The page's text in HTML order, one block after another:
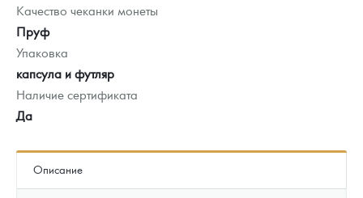
Качество чеканки монеты
Пруф
Упаковка
капсула и футляр
Наличие сертификата
Да
Описание